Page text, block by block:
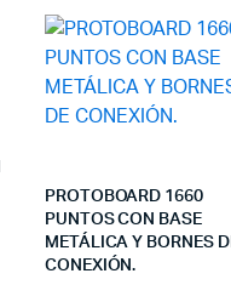
PROTOBOARD 1660
PUNTOS CON BASE
METÁLICA Y BORNES
CONEXIÓN.